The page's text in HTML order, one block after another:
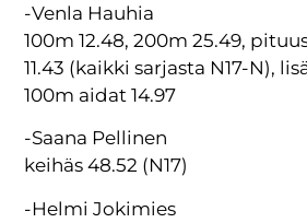
-Venla Hauhia
100m 12.48, 200m 25.49,
11.43 (kaikki sarjasta N17-N),
100m aidat 14.97
-Saana Pellinen
keihäs 48.52 (N17)
-Helmi Jokimies